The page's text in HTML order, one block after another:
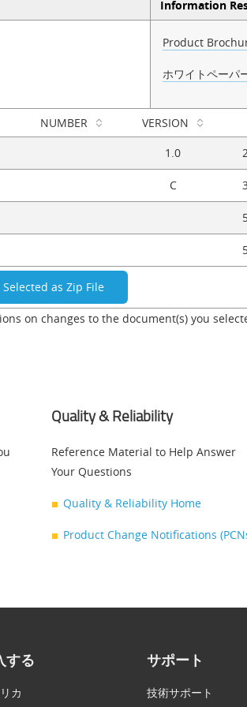
Information
Product
ホワイトペーパ
NUMBER VERSION
1.0
C
on changes to the document(s) you
Quality & Reliability
Reference Material to Help Answer
Your Questions
Quality & Reliability Home
Product Change Notifications
する
カ
サポート
技術サポート